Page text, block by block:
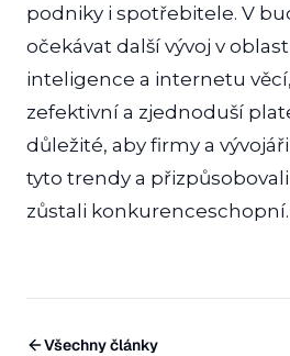
podniky i spotřebitele. V
očekávat další vývoj v
inteligence a internetu
zefektivní a zjednoduší
důležité, aby firmy a
tyto trendy a
zůstali konkurenceschopní.
Všechny články